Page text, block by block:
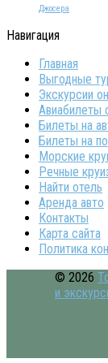
Джосера
Навигация
Главная
Выгодные
Экскурсии
Авиабилеты
Билеты на
Билеты на
Морские
Речные
Найти отель
Аренда авто
Контакты
Карта сайта
Политика
© 2026
и